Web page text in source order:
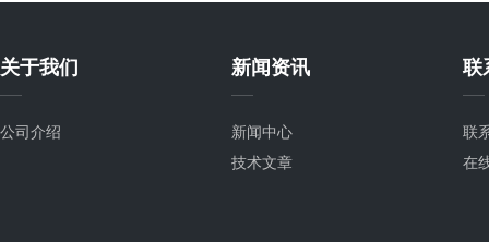
关于我们
公司介绍
新闻资讯
新闻中心
技术文章
联
联
在